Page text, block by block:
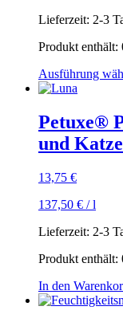
Lieferzeit: 2-3
Produkt enthält:
Ausführung
Petuxe®
und
13,75 €
137,50 € /l
Lieferzeit: 2-3
Produkt enthält:
In den